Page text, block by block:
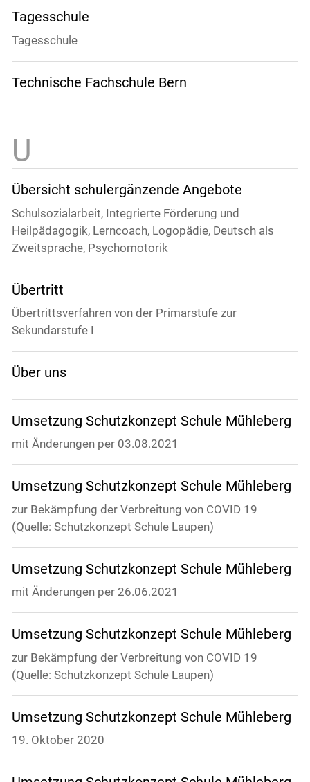
Tagesschule
Tagesschule
Technische Fachschule Bern
Übersicht schulergänzende Angebote
Schulsozialarbeit, Integrierte Förderung und
Heilpädagogik, Lerncoach, Logopädie, Deutsch als
Zweitsprache, Psychomotorik
Übertritt
Übertrittsverfahren von der Primarstufe zur
Sekundarstufe I
Über uns
Umsetzung Schutzkonzept Schule Mühleberg
mit Änderungen per 03.08.2021
Umsetzung Schutzkonzept Schule Mühleberg
zur Bekämpfung der Verbreitung von COVID 19
(Quelle: Schutzkonzept Schule Laupen)
Umsetzung Schutzkonzept Schule Mühleberg
mit Änderungen per 26.06.2021
Umsetzung Schutzkonzept Schule Mühleberg
zur Bekämpfung der Verbreitung von COVID 19
(Quelle: Schutzkonzept Schule Laupen)
Umsetzung Schutzkonzept Schule Mühleberg
19. Oktober 2020